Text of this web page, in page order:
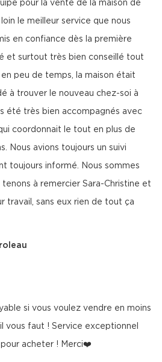
pour la vente de la maison de
le meilleur service que nous
en confiance dès la première
et surtout très bien conseillé tout
peu de temps, la maison était
à trouver le nouveau chez-soi à
été très bien accompagnés avec
coordonnait le tout en plus de
Nous avions toujours un suivi
toujours informé. Nous sommes
à remercier Sara-Christine et
travail, sans eux rien de tout ça
si vous voulez vendre en moins
vous faut ! Service exceptionnel
acheter ! Merci❤️